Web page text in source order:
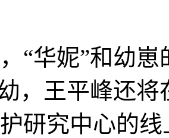
华妮”和幼崽
，王平峰还
研究中心的